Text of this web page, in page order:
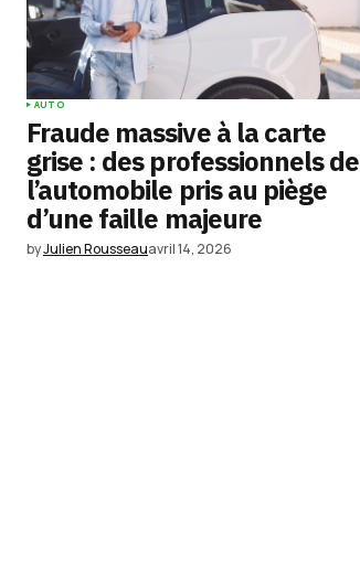
AUTO
Fraude massive à la carte
grise : des professionnels de
l’automobile pris au piège
d’une faille majeure
byJulien Rousseauavril 14, 2026